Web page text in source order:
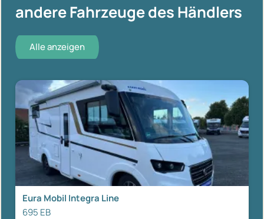
andere Fahrzeuge des Händlers
Alle anzeigen
Eura Mobil Integra Line
695 EB